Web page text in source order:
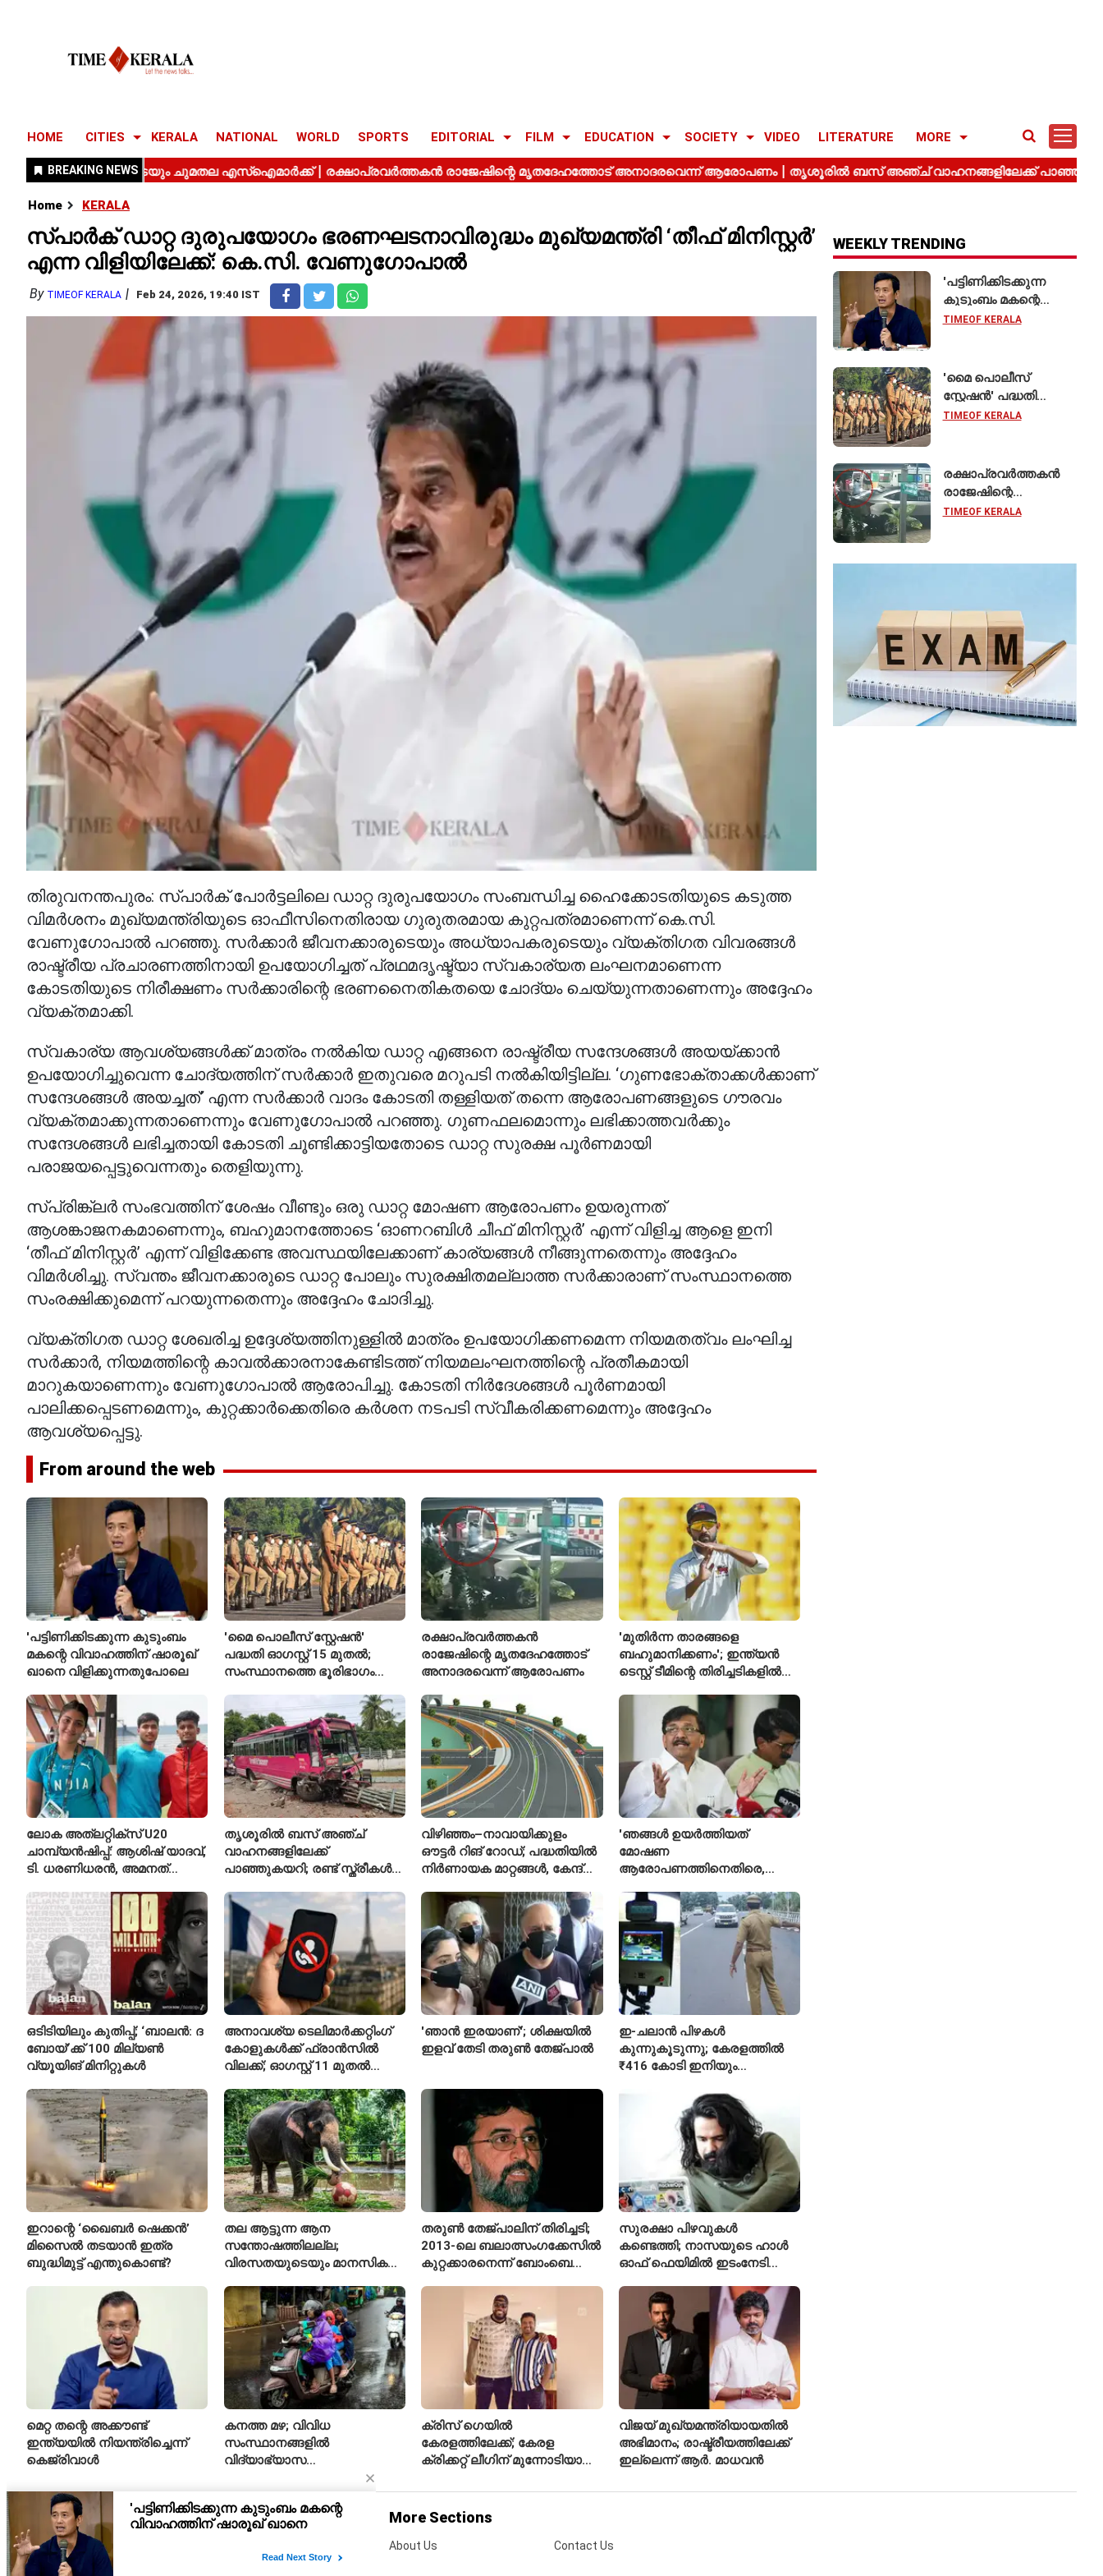
HOME CITIES KERALA NATIONAL WORLD SPORTS EDITORIAL FILM EDUCATION SOCIETY VIDEO LITERATURE MORE
Home KERALA
സ്പാർക് ഡാറ്റ ദുരുപയോഗം ഭരണഘടനാവിരുദ്ധം മുഖ്യമന്ത്രി ‘തീഫ് മിനിസ്റ്റർ’
എന്ന വിളിയിലേക്ക്: കെ.സി. വേണുഗോപാൽ
By TIMEOF KERALA Feb 24, 2026, 19:40 IST
തിരുവനന്തപുരം: സ്പാർക് പോർട്ടലിലെ ഡാറ്റ ദുരുപയോഗം സംബന്ധിച്ച ഹൈക്കോടതിയുടെ കടുത്ത
വിമർശനം മുഖ്യമന്ത്രിയുടെ ഓഫീസിനെതിരായ ഗുരുതരമായ കുറ്റപത്രമാണെന്ന് കെ.സി.
വേണുഗോപാൽ പറഞ്ഞു. സർക്കാർ ജീവനക്കാരുടെയും അധ്യാപകരുടെയും വ്യക്തിഗത വിവരങ്ങൾ
രാഷ്ട്രീയ പ്രചാരണത്തിനായി ഉപയോഗിച്ചത് പ്രഥമദൃഷ്ട്യാ സ്വകാര്യത ലംഘനമാണെന്ന
കോടതിയുടെ നിരീക്ഷണം സർക്കാരിന്റെ ഭരണനൈതികതയെ ചോദ്യം ചെയ്യുന്നതാണെന്നും അദ്ദേഹം
വ്യക്തമാക്കി.
സ്വകാര്യ ആവശ്യങ്ങൾക്ക് മാത്രം നൽകിയ ഡാറ്റ എങ്ങനെ രാഷ്ട്രീയ സന്ദേശങ്ങൾ അയയ്ക്കാൻ
ഉപയോഗിച്ചുവെന്ന ചോദ്യത്തിന് സർക്കാർ ഇതുവരെ മറുപടി നൽകിയിട്ടില്ല. ‘ഗുണഭോക്താക്കൾക്കാണ്
സന്ദേശങ്ങൾ അയച്ചത്’ എന്ന സർക്കാർ വാദം കോടതി തള്ളിയത് തന്നെ ആരോപണങ്ങളുടെ ഗൗരവം
വ്യക്തമാക്കുന്നതാണെന്നും വേണുഗോപാൽ പറഞ്ഞു. ഗുണഫലമൊന്നും ലഭിക്കാത്തവർക്കും
സന്ദേശങ്ങൾ ലഭിച്ചതായി കോടതി ചൂണ്ടിക്കാട്ടിയതോടെ ഡാറ്റ സുരക്ഷ പൂർണമായി
പരാജയപ്പെട്ടുവെന്നതും തെളിയുന്നു.
സ്പ്രിങ്ക്ലർ സംഭവത്തിന് ശേഷം വീണ്ടും ഒരു ഡാറ്റ മോഷണ ആരോപണം ഉയരുന്നത്
ആശങ്കാജനകമാണെന്നും, ബഹുമാനത്തോടെ ‘ഓണറബിൾ ചീഫ് മിനിസ്റ്റർ’ എന്ന് വിളിച്ച ആളെ ഇനി
‘തീഫ് മിനിസ്റ്റർ’ എന്ന് വിളിക്കേണ്ട അവസ്ഥയിലേക്കാണ് കാര്യങ്ങൾ നീങ്ങുന്നതെന്നും അദ്ദേഹം
വിമർശിച്ചു. സ്വന്തം ജീവനക്കാരുടെ ഡാറ്റ പോലും സുരക്ഷിതമല്ലാത്ത സർക്കാരാണ് സംസ്ഥാനത്തെ
സംരക്ഷിക്കുമെന്ന് പറയുന്നതെന്നും അദ്ദേഹം ചോദിച്ചു.
വ്യക്തിഗത ഡാറ്റ ശേഖരിച്ച ഉദ്ദേശ്യത്തിനുള്ളിൽ മാത്രം ഉപയോഗിക്കണമെന്ന നിയമതത്വം ലംഘിച്ച
സർക്കാർ, നിയമത്തിന്റെ കാവൽക്കാരനാകേണ്ടിടത്ത് നിയമലംഘനത്തിന്റെ പ്രതീകമായി
മാറുകയാണെന്നും വേണുഗോപാൽ ആരോപിച്ചു. കോടതി നിർദേശങ്ങൾ പൂർണമായി
പാലിക്കപ്പെടണമെന്നും, കുറ്റക്കാർക്കെതിരെ കർശന നടപടി സ്വീകരിക്കണമെന്നും അദ്ദേഹം
ആവശ്യപ്പെട്ടു.
From around the web
'പട്ടിണിക്കിടക്കുന്ന കുടുംബം
മകന്റെ വിവാഹത്തിന് ഷാരൂഖ്
ഖാനെ വിളിക്കുന്നതുപോലെ
'മൈ പൊലീസ് സ്റ്റേഷൻ'
പദ്ധതി ഓഗസ്റ്റ് 15 മുതൽ;
സംസ്ഥാനത്തെ ഭൂരിഭാഗം
എസ്‌ഐമാർക്ക്
രക്ഷാപ്രവർത്തകൻ
രാജേഷിന്റെ മൃതദേഹത്തോട്
അനാദരവെന്ന് ആരോപണം
'മുതിർന്ന താരങ്ങളെ
ബഹുമാനിക്കണം'; ഇന്ത്യൻ
ടെസ്റ്റ് ടീമിന്റെ തിരിച്ചടികളിൽ
ലോക അത്‌ലറ്റിക്സ് U20
ചാമ്പ്യൻഷിപ്പ്: ആശിഷ് യാദവ്,
ടി. ധരണിധരൻ, അമനത്
തൃശൂരിൽ ബസ് അഞ്ച്
വാഹനങ്ങളിലേക്ക്
പാഞ്ഞുകയറി; രണ്ട് സ്ത്രീകൾ
വിഴിഞ്ഞം–നാവായിക്കുളം
ഔട്ടർ റിങ് റോഡ്; പദ്ധതിയിൽ
നിർണായക മാറ്റങ്ങൾ, കേന്ദ്രം
'ഞങ്ങൾ ഉയർത്തിയത്
മോഷണ
ആരോപണത്തിനെതിരെ,
റിജിജുവിന് മറുപടിയുമായി
സഞ്ജയ് റാവത്ത്
ഒടിടിയിലും കുതിപ്പ്; ‘ബാലൻ: ദ
ബോയ്’ക്ക് 100 മില്യൺ
വ്യൂയിങ് മിനിറ്റുകൾ
അനാവശ്യ ടെലിമാർക്കറ്റിംഗ്
കോളുകൾക്ക് ഫ്രാൻസിൽ
വിലക്ക്; ഓഗസ്റ്റ് 11 മുതൽ
'ഞാൻ ഇരയാണ്'; ശിക്ഷയിൽ
ഇളവ് തേടി തരുണ്‍ തേജ്പാൽ
ഇ-ചലാൻ പിഴകൾ
കുന്നുകൂടുന്നു; കേരളത്തിൽ
₹416 കോടി ഇനിയും
ഇറാന്റെ ‘ഖൈബർ ഷെക്കൻ’
മിസൈൽ തടയാൻ ഇത്ര
ബുദ്ധിമുട്ട് എന്തുകൊണ്ട്?
തല ആട്ടുന്ന ആന
സന്തോഷത്തിലല്ല;
വിരസതയുടെയും മാനസിക
ലക്ഷണമെന്ന് വിദഗ്ധർ
തരുൺ തേജ്പാലിന് തിരിച്ചടി;
2013-ലെ ബലാത്സംഗക്കേസിൽ
കുറ്റക്കാരനെന്ന് ബോംബെ
സുരക്ഷാ പിഴവുകൾ
കണ്ടെത്തി; നാസയുടെ ഹാൾ
ഓഫ് ഫെയിമിൽ ഇടംനേടി
മെറ്റ തന്റെ അക്കൗണ്ട്
ഇന്ത്യയിൽ നിയന്ത്രിച്ചെന്ന്
കെജ്‌രിവാൾ
കനത്ത മഴ; വിവിധ
സംസ്ഥാനങ്ങളിൽ
വിദ്യാഭ്യാസ
ക്രിസ് ഗെയിൽ
കേരളത്തിലേക്ക്; കേരള
ക്രിക്കറ്റ് ലീഗിന് മുന്നോടിയായി
നൽകും
വിജയ് മുഖ്യമന്ത്രിയായതിൽ
അഭിമാനം; രാഷ്ട്രീയത്തിലേക്ക്
ഇല്ലെന്ന് ആർ. മാധവൻ
WEEKLY TRENDING
'പട്ടിണിക്കിടക്കുന്ന
കുടുംബം മകന്റെ
വിവാഹത്തിന് ഷാരൂഖ്
TIMEOF KERALA
'മൈ പൊലീസ്
സ്റ്റേഷൻ' പദ്ധതി
ഓഗസ്റ്റ് 15 മുതൽ;
സ്റ്റേഷനുകളുടെയും
ചുമതല
എസ്‌ഐമാർക്ക്
TIMEOF KERALA
രക്ഷാപ്രവർത്തകൻ
രാജേഷിന്റെ
മൃതദേഹത്തോട്
TIMEOF KERALA
More Sections
About Us Contact Us